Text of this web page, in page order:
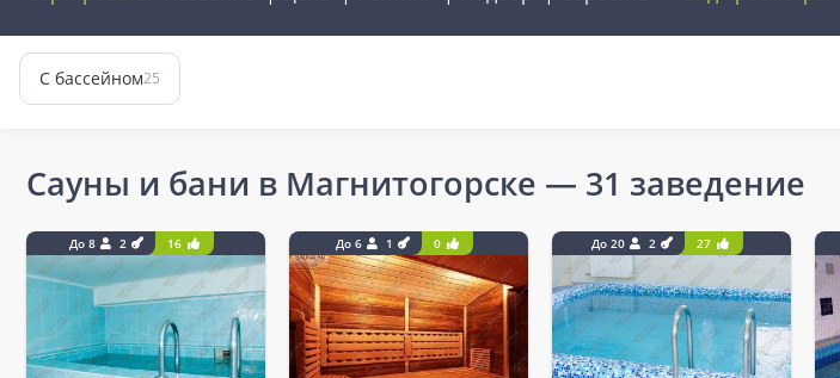
С бассейном25
Сауны и бани в Магнитогорске — 31 заведение
До 8 2 16 До 6 1 0 До 20 2 27